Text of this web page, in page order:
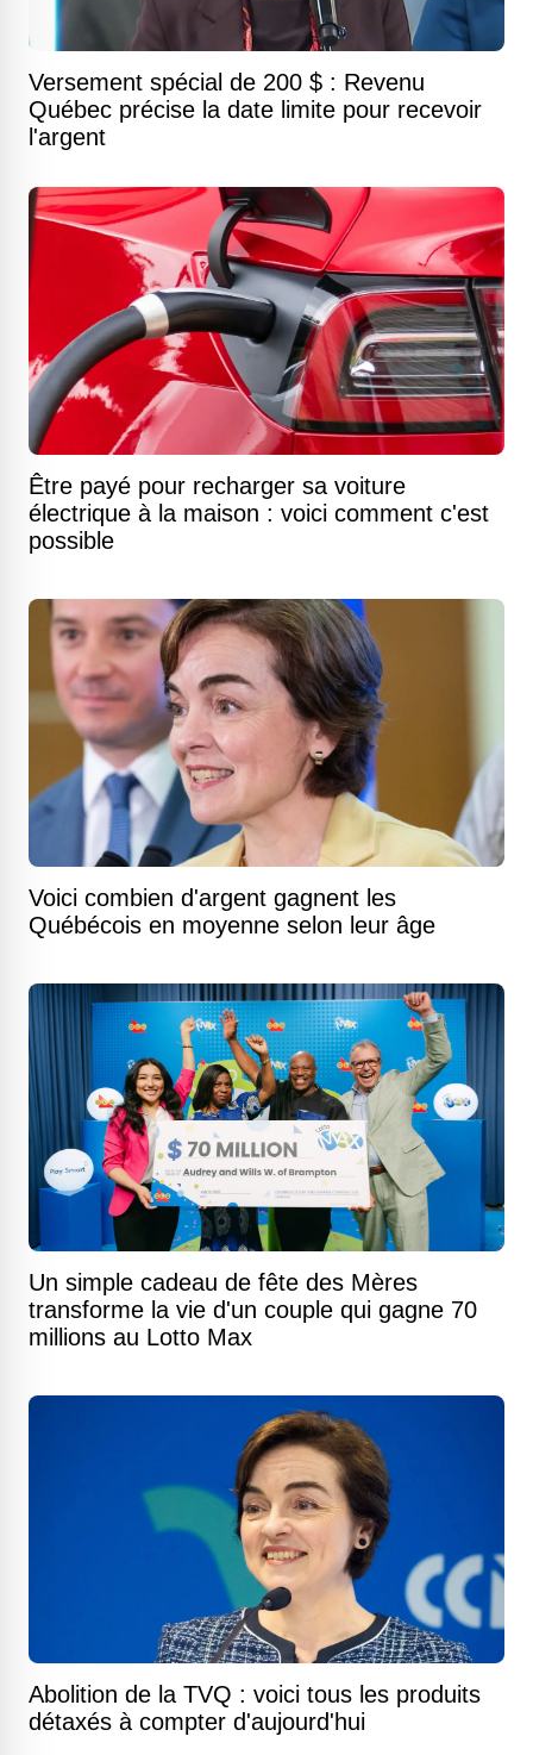
Versement spécial de 200 $ : Revenu
Québec précise la date limite pour recevoir
l'argent
Être payé pour recharger sa voiture
électrique à la maison : voici comment c'est
possible
Voici combien d'argent gagnent les
Québécois en moyenne selon leur âge
Un simple cadeau de fête des Mères
transforme la vie d'un couple qui gagne 70
millions au Lotto Max
Abolition de la TVQ : voici tous les produits
détaxés à compter d'aujourd'hui